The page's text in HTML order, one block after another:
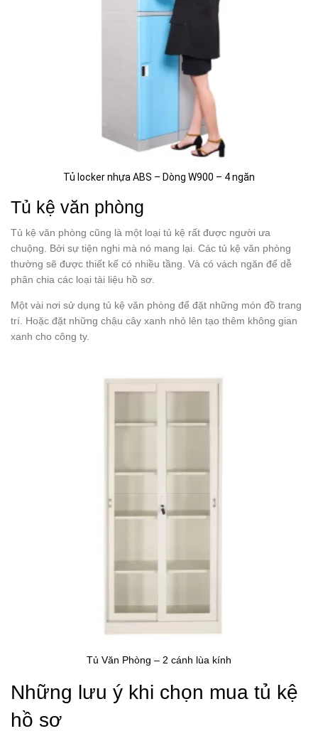
Tủ locker nhựa ABS – Dòng W900 – 4 ngăn
Tủ kệ văn phòng
Tủ kệ văn phòng cũng là một loại tủ kệ rất được người ưa
chuộng. Bởi sự tiện nghi mà nó mang lại. Các tủ kệ văn phòng
thường sẽ được thiết kế có nhiều tầng. Và có vách ngăn để dễ
phân chia các loại tài liệu hồ sơ.
Một vài nơi sử dụng tủ kệ văn phòng để đặt những món đồ trang
trí. Hoặc đặt những chậu cây xanh nhỏ lên tạo thêm không gian
xanh cho công ty.
Tủ Văn Phòng – 2 cánh lùa kính
Những lưu ý khi chọn mua tủ kệ
hồ sơ